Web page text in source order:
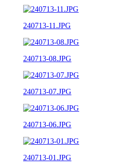
240713-11.JPG
240713-08.JPG
240713-07.JPG
240713-06.JPG
240713-01.JPG